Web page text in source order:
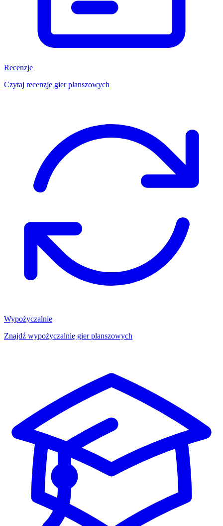
Recenzje
Czytaj recenzje gier planszowych
Wypożyczalnie
Znajdź wypożyczalnię gier planszowych